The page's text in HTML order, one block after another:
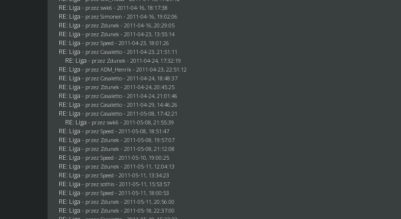
RE: Liga - przezswk6 - 2011-04-16, 18:17:38
RE: Liga - przezSimonen - 2011-04-16, 19:02:06
RE: Liga - przez Zdunek - 2011-04-16, 20:29:05
RE: Liga - przez Zdunek - 2011-04-23, 13:55:14
RE: Liga - przezSpeed - 2011-04-23, 18:01:26
RE: Liga - przezCasaletto - 2011-04-23, 21:51:11
RE: Liga - przez Zdunek - 2011-04-24, 17:32:19
RE: Liga - przezADM_Henrik - 2011-04-23, 22:51:12
RE: Liga - przezCasaletto - 2011-04-24, 18:48:37
RE: Liga - przez Zdunek - 2011-04-24, 20:45:25
RE: Liga - przezCasaletto - 2011-04-24, 21:01:46
RE: Liga - przezCasaletto - 2011-04-29, 14:46:26
RE: Liga - przezCasaletto - 2011-05-08, 17:42:21
RE: Liga - przezswk6 - 2011-05-08, 21:55:39
RE: Liga - przezSpeed - 2011-05-08, 18:51:47
RE: Liga - przez Zdunek - 2011-05-08, 19:57:07
RE: Liga - przez Zdunek - 2011-05-08, 21:12:08
RE: Liga - przezSpeed - 2011-05-10, 19:00:25
RE: Liga - przez Zdunek - 2011-05-11, 12:04:13
RE: Liga - przezSpeed - 2011-05-11, 13:34:23
RE: Liga - przezsothis - 2011-05-11, 15:53:57
RE: Liga - przezSpeed - 2011-05-11, 18:00:53
RE: Liga - przez Zdunek - 2011-05-11, 20:56:00
RE: Liga - przez Zdunek - 2011-05-18, 22:37:00